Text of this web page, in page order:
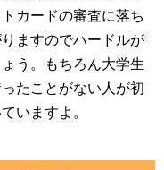
カードの審査に落ち
ますのでハードルが
う。もちろん大学生
たことがない人が初
いますよ。